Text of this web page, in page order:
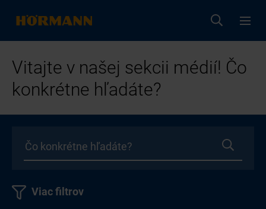
Vitajte v našej sekcii médií! Čo
konkrétne hľadáte?
Viac filtrov